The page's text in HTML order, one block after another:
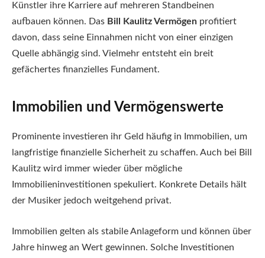
Künstler ihre Karriere auf mehreren Standbeinen
aufbauen können. Das Bill Kaulitz Vermögen profitiert
davon, dass seine Einnahmen nicht von einer einzigen
Quelle abhängig sind. Vielmehr entsteht ein breit
gefächertes finanzielles Fundament.
Immobilien und Vermögenswerte
Prominente investieren ihr Geld häufig in Immobilien, um
langfristige finanzielle Sicherheit zu schaffen. Auch bei Bill
Kaulitz wird immer wieder über mögliche
Immobilieninvestitionen spekuliert. Konkrete Details hält
der Musiker jedoch weitgehend privat.
Immobilien gelten als stabile Anlageform und können über
Jahre hinweg an Wert gewinnen. Solche Investitionen